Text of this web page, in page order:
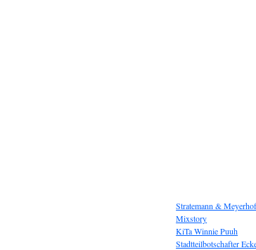
Stratemann &
Mixstory
KiTa Winnie Puuh
Stadtteilbotschafter